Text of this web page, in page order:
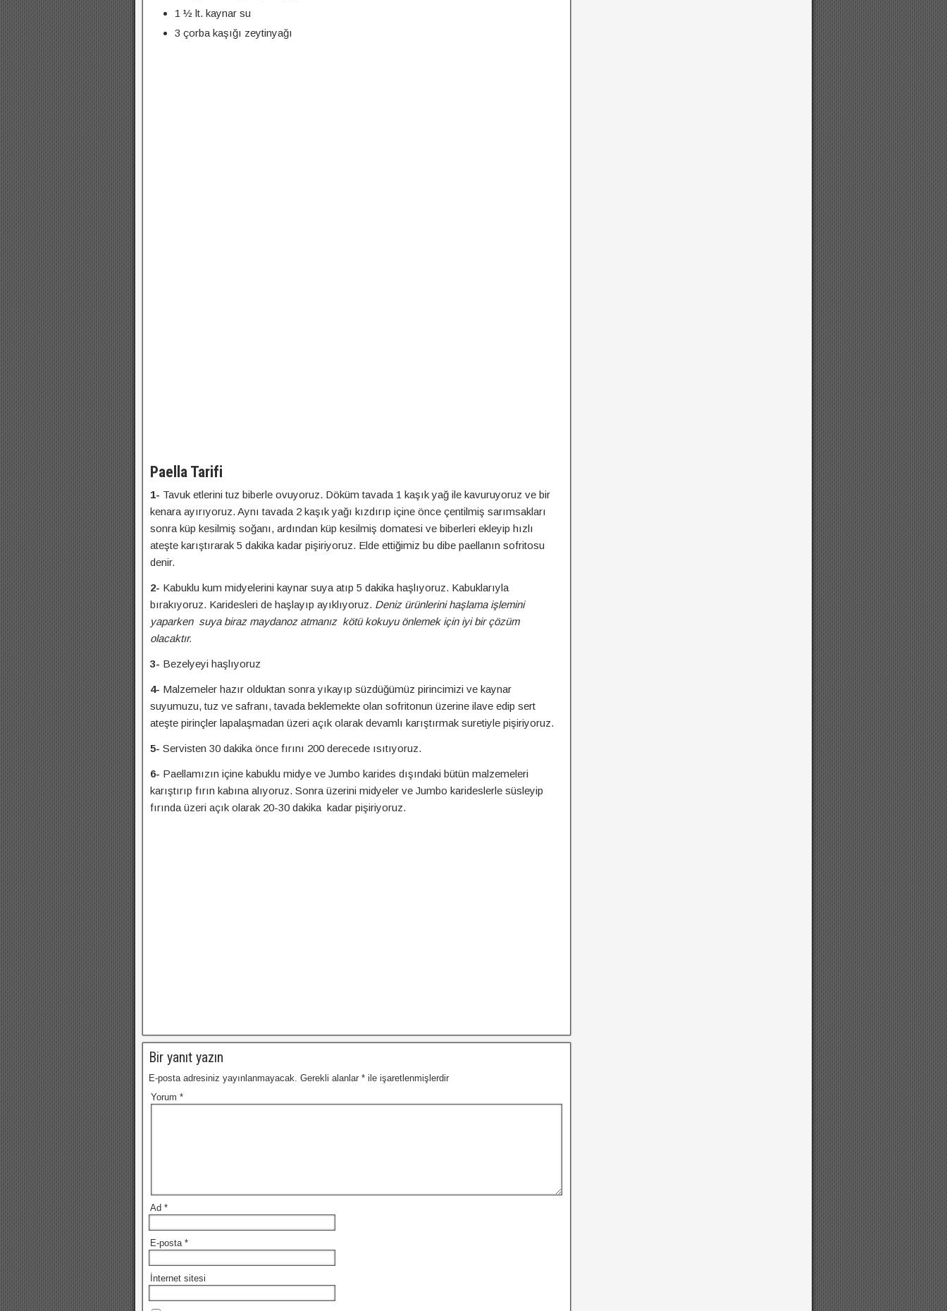
1 ½ lt. kaynar su
3 çorba kaşığı zeytinyağı
Paella Tarifi
1- Tavuk etlerini tuz biberle ovuyoruz. Döküm tavada 1 kaşık yağ ile kavuruyoruz ve bir
kenara ayırıyoruz. Aynı tavada 2 kaşık yağı kızdırıp içine önce çentilmiş sarımsakları
sonra küp kesilmiş soğanı, ardından küp kesilmiş domatesi ve biberleri ekleyip hızlı
ateşte karıştırarak 5 dakika kadar pişiriyoruz. Elde ettiğimiz bu dibe paellanın sofritosu
denir.
2- Kabuklu kum midyelerini kaynar suya atıp 5 dakika haşlıyoruz. Kabuklarıyla
bırakıyoruz. Karidesleri de haşlayıp ayıklıyoruz. Deniz ürünlerini haşlama işlemini
yaparken suya biraz maydanoz atmanız kötü kokuyu önlemek için iyi bir çözüm
olacaktır.
3- Bezelyeyi haşlıyoruz
4- Malzemeler hazır olduktan sonra yıkayıp süzdüğümüz pirincimizi ve kaynar
suyumuzu, tuz ve safranı, tavada beklemekte olan sofritonun üzerine ilave edip sert
ateşte pirinçler lapalaşmadan üzeri açık olarak devamlı karıştırmak suretiyle pişiriyoruz.
5- Servisten 30 dakika önce fırını 200 derecede ısıtıyoruz.
6- Paellamızın içine kabuklu midye ve Jumbo karides dışındaki bütün malzemeleri
karıştırıp fırın kabına alıyoruz. Sonra üzerini midyeler ve Jumbo karideslerle süsleyip
fırında üzeri açık olarak 20-30 dakika kadar pişiriyoruz.
Bir yanıt yazın
E-posta adresiniz yayınlanmayacak. Gerekli alanlar * ile işaretlenmişlerdir
Yorum *
Ad *
E-posta *
İnternet sitesi